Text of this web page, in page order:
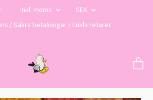
Inkl. moms
SEK
/ Säkra betalningar / Enkla returer